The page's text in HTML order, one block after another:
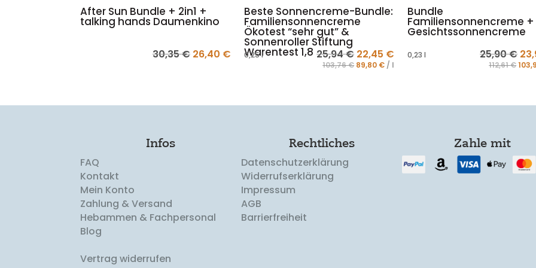
After Sun Bundle + 2in1 +
talking hands Daumenkino
30,35€ Ursprünglicher
26,40 € Aktueller
Beste Sonnencreme-Bundle:
Familiensonnencreme
Ökotest “sehr gut” &
Sonnenroller Stiftung
Warentest 1,8 25,94€ Ursprünglicher
Preis
22,45 € Aktueller
0,25l
103,76€ 89,80 € / l
Bundle
Familiensonnencreme +
Gesichtssonnencreme
25,90€
0,23 l
112,61€
Infos
FAQ
Kontakt
Mein Konto
Zahlung & Versand
Hebammen & Fachpersonal
Blog
Vertrag widerrufen
Rechtliches
Datenschutzerklärung
Widerrufserklärung
Impressum
AGB
Barrierfreiheit
Zahle mit